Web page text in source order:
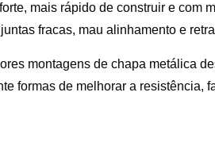
mais rápido de construir e com
fracas, mau alinhamento e
montagens de chapa metálica
formas de melhorar a resistência,